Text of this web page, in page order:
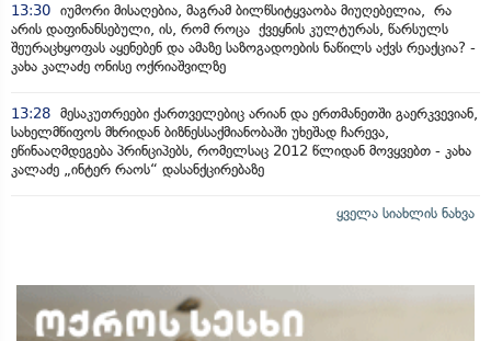
13:30 იუმორი მისაღებია, მაგრამ ბილწსიტყვაობა მიუღებელია, რა
არის დაფინანსებული, ის, რომ როცა ქვეყნის კულტურას, წარსულს
შეურაცხყოფას აყენებენ და ამაზე საზოგადოების ნაწილს აქვს რეაქცია? -
კახა კალაძე ონისე ოქრიაშვილზე
13:28 მესაკუთრეები ქართველებიც არიან და ერთმანეთში გაერკვევიან,
სახელმწიფოს მხრიდან ბიზნესსაქმიანობაში უხეშად ჩარევა,
ეწინააღმდეგება პრინციპებს, რომელსაც 2012 წლიდან მოვყვებთ - კახა
კალაძე „ინტერ რაოს“ დასანქცირებაზე
ყველა სიახლის ნახვა